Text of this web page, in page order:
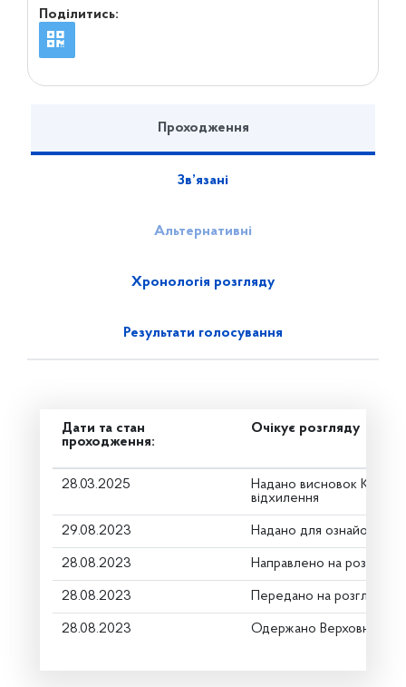
Поділитись:
Проходження
Зв’язані
Альтернативні
Хронологія розгляду
Результати голосування
Дати та стан
проходження:
Очікує розгляду
28.03.2025
Надано висновок
відхилення
29.08.2023 Надано для
28.08.2023 Направлено на розгляд
28.08.2023 Передано на розгляд
28.08.2023 Одержано Верховною